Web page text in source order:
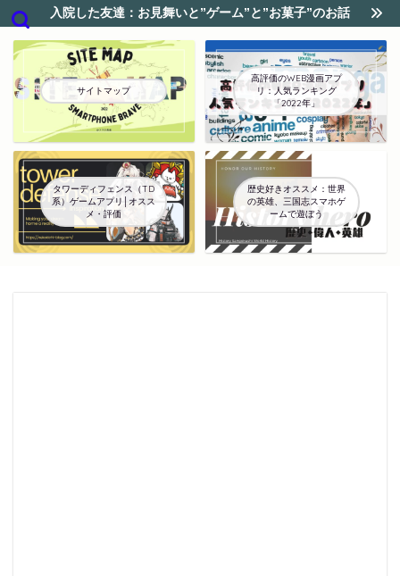
入院した友達：お見舞いと”ゲーム”と”お菓子”のお話
サイトマップ
高評価のWEB漫画アプ
リ：人気ランキング
「2022年」
タワーディフェンス（TD
系）ゲームアプリ│オスス
メ・評価
歴史好きオススメ：世界
の英雄、三国志スマホゲ
ームで遊ぼう